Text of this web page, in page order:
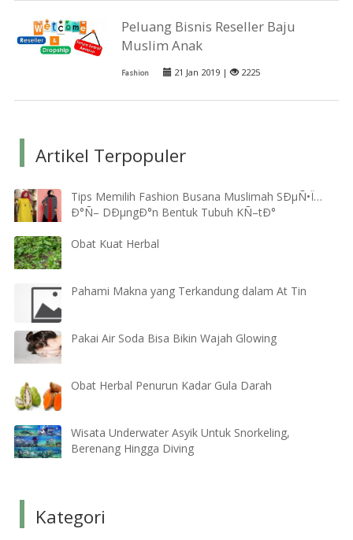
Peluang Bisnis Reseller Baju
Muslim Anak
Fashion 21 Jan 2019 | 2225
Artikel Terpopuler
Tips Memilih Fashion Busana Muslimah SÐµÑ•Ï…
Ð°Ñ– DÐµngÐ°n Bentuk Tubuh KÑ–tÐ°
Obat Kuat Herbal
Pahami Makna yang Terkandung dalam At Tin
Pakai Air Soda Bisa Bikin Wajah Glowing
Obat Herbal Penurun Kadar Gula Darah
Wisata Underwater Asyik Untuk Snorkeling,
Berenang Hingga Diving
Kategori